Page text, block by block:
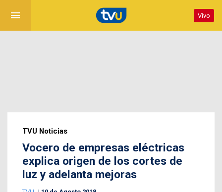
menu Vivo
TVU Noticias
Vocero de empresas eléctricas
explica origen de los cortes de
luz y adelanta mejoras